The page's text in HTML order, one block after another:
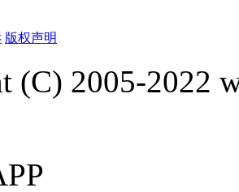
版权声明
(C) 2005-2022